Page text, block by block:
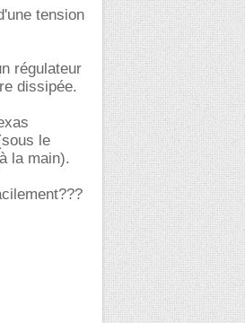
tension
régulateur
dissipée.
le
la main).